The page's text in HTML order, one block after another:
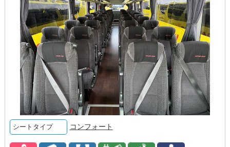
シートタイプ コンフォート